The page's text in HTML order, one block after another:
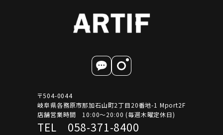
〒504-0044
岐阜県各務原市那加石山町2丁目20番地-1 Mport2F
店舗営業時間 10:00～20:00 (毎週木曜定休日)
TEL 058-371-8400